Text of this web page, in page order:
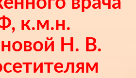
к.м.н.
Н. В.